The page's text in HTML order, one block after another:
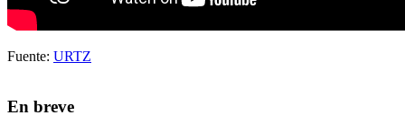
Fuente: URTZ
En breve